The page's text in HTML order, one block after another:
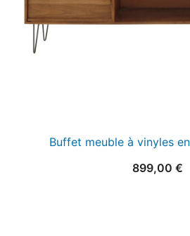
Buffet meuble à vinyles
899,00 €